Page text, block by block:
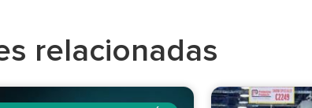
relacionadas